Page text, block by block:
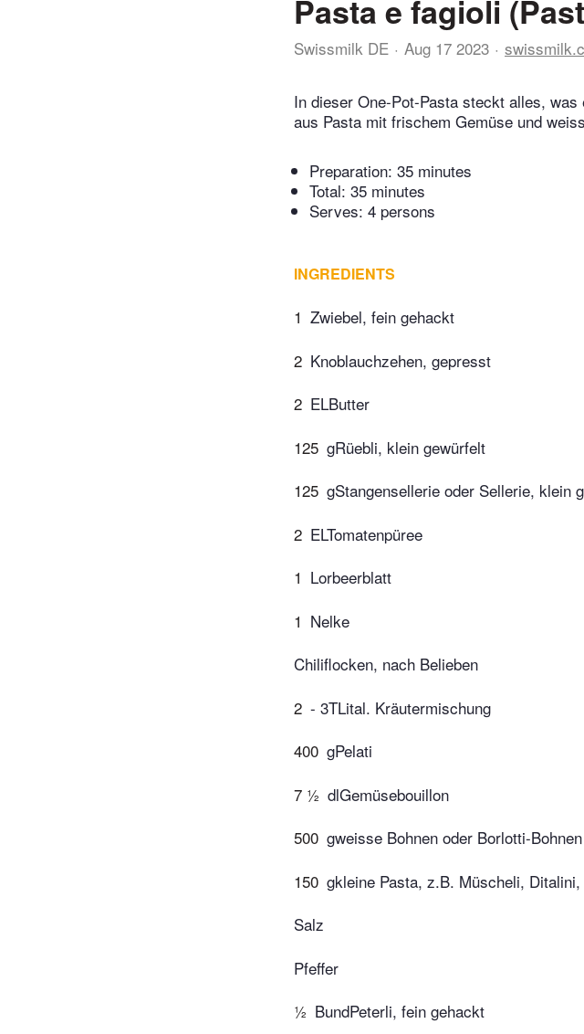
Pasta e fagioli
Swissmilk DE Aug 17 2023
In dieser One-Pot-Pasta steckt alles,
aus Pasta mit frischem Gemüse und
Preparation: 35 minutes
Total: 35 minutes
Serves: 4 persons
INGREDIENTS
1 Zwiebel, fein gehackt
2 Knoblauchzehen, gepresst
2 ELButter
125 gRüebli, klein gewürfelt
125 gStangensellerie oder Sellerie, klein
2 ELTomatenpüree
1 Lorbeerblatt
1 Nelke
Chiliflocken, nach Belieben
2 - 3TLital. Kräutermischung
400 gPelati
7 ½ dlGemüsebouillon
500 gweisse Bohnen oder Borlotti-
150 gkleine Pasta, z.B. Müscheli,
Salz
Pfeffer
½ BundPeterli, fein gehackt